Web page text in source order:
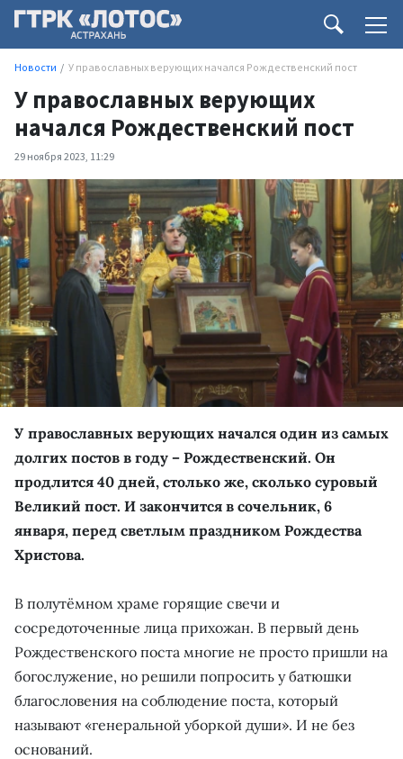
Новости У православных верующих начался Рождественский пост
У православных верующих
начался Рождественский пост
29 ноября 2023, 11:29
У православных верующих начался один из самых
долгих постов в году – Рождественский. Он
продлится 40 дней, столько же, сколько суровый
Великий пост. И закончится в сочельник, 6
января, перед светлым праздником Рождества
Христова.
В полутёмном храме горящие свечи и
сосредоточенные лица прихожан. В первый день
Рождественского поста многие не просто пришли на
богослужение, но решили попросить у батюшки
благословения на соблюдение поста, который
называют «генеральной уборкой души». И не без
оснований.